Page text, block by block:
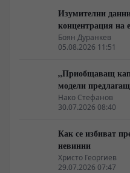
Изумителни
концентрация на
на най-богатия
Боян Дуранкев
05.08.2026 11:51
„Приобщаващ
модели
неолиберализма
Нако Стефанов
30.07.2026 08:40
Как се избиват
невинни
Христо Георгиев
29.07.2026 07:47